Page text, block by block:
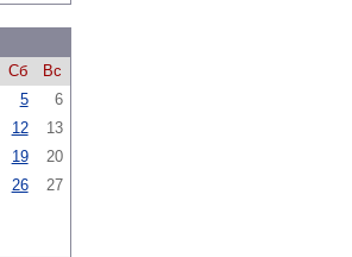
Сб
Вс
5
6
12
13
19
20
26
27